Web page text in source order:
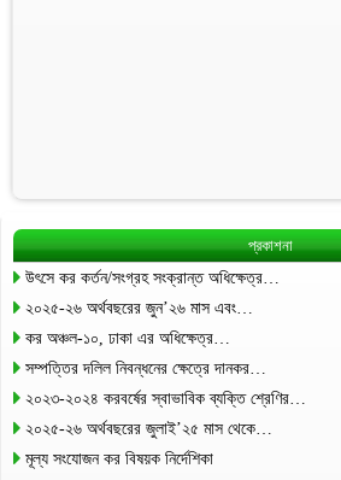
প্রকাশনা
উৎসে কর কর্তন/সংগ্রহ সংক্রান্ত অধিক্ষেত্র…
২০২৫-২৬ অর্থবছরের জুন’২৬ মাস এবং…
কর অঞ্চল-১০, ঢাকা এর অধিক্ষেত্র…
সম্পত্তির দলিল নিবন্ধনের ক্ষেত্রে দানকর…
২০২৩-২০২৪ করবর্ষের স্বাভাবিক ব্যক্তি শ্রেণির…
২০২৫-২৬ অর্থবছরের জুলাই’২৫ মাস থেকে…
মূল্য সংযোজন কর বিষয়ক নির্দেশিকা